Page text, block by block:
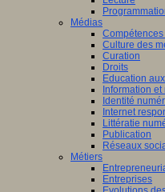
Médias
Culture des
Curation
Droits
Education
Information
Identité
Internet
Littératie
Publication
Réseaux
Métiers
Entreprises